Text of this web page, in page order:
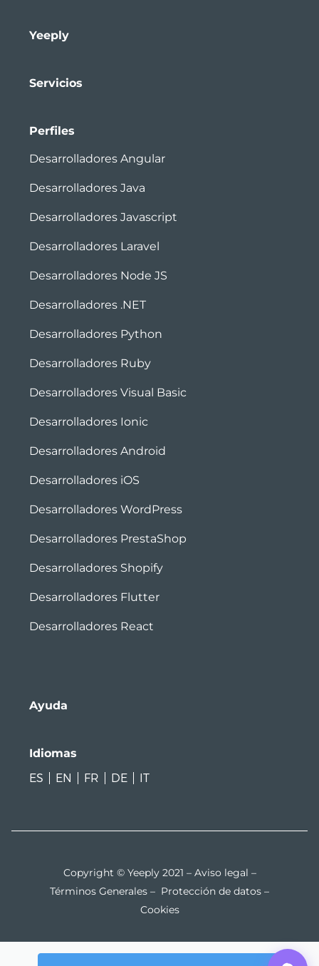
Yeeply
Servicios
Perfiles
Desarrolladores Angular
Desarrolladores Java
Desarrolladores Javascript
Desarrolladores Laravel
Desarrolladores Node JS
Desarrolladores .NET
Desarrolladores Python
Desarrolladores Ruby
Desarrolladores Visual Basic
Desarrolladores Ionic
Desarrolladores Android
Desarrolladores iOS
Desarrolladores WordPress
Desarrolladores PrestaShop
Desarrolladores Shopify
Desarrolladores Flutter
Desarrolladores React
Ayuda
Idiomas
ES
EN FR DE IT
Copyright © Yeeply 2021 – Aviso legal –
Términos Generales – Protección de datos –
Cookies